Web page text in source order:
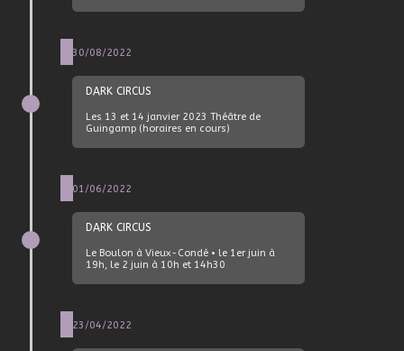
30/08/2022
DARK CIRCUS
Les 13 et 14 janvier 2023 Théâtre de
Guingamp (horaires en cours)
01/06/2022
DARK CIRCUS
Le Boulon à Vieux-Condé • le 1er juin à
19h, le 2 juin à 10h et 14h30
23/04/2022